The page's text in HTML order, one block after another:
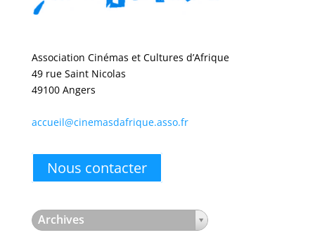
Association Cinémas et Cultures d’Afrique
49 rue Saint Nicolas
49100 Angers
accueil@cinemasdafrique.asso.fr
Nous contacter
Archives